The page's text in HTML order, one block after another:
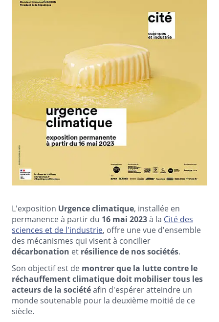
L'exposition Urgence climatique, installée en
permanence à partir du 16 mai 2023à la Cité des
sciences et de l'industrie, offre une vue d'ensemble
des mécanismes qui visent à concilier
décarbonation et résilience de nos sociétés.
Son objectif est de montrer que la lutte contre le
réchauffement climatique doit mobiliser tous les
acteurs de la sociétéafin d'espérer atteindre un
monde soutenable pour la deuxième moitié de ce
siècle.